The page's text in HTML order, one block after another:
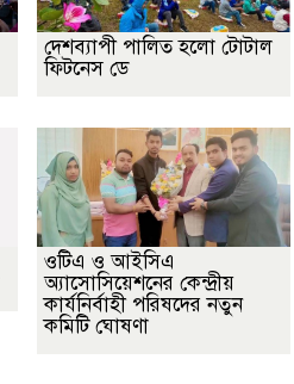
দেশব্যাপী পালিত হলো টোটাল
ফিটনেস ডে
ওটিএ ও আইসিএ
অ্যাসোসিয়েশনের কেন্দ্রীয়
কার্যনির্বাহী পরিষদের নতুন
কমিটি ঘোষণা